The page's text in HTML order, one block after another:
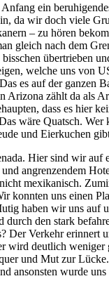
Anfang ein
da wir doch viele
– zu hören
gleich nach dem
übertrieben
welche uns von
es auf der ganzen
Arizona zählt da als
dass es hier
wäre Quatsch. Wer
und Eierkuchen
Hier sind wir auf
angrenzendem
mexikanisch.
konnten uns einen
haben wir uns auf
durch den stark
Der Verkehr erinnert
wird deutlich weniger
und Mut zur
ansonsten wurde